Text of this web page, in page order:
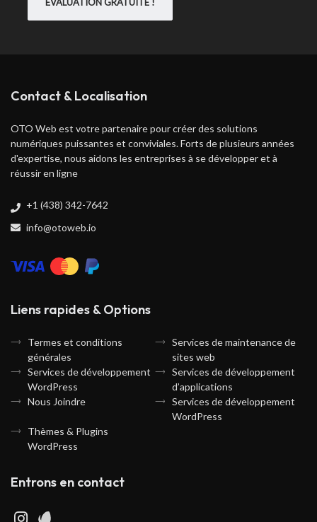
Contact & Localisation
OTO Web est votre partenaire pour créer des solutions
numériques puissantes et conviviales. Forts de plusieurs années
d'expertise, nous aidons les entreprises à se développer et à
réussir en ligne
+1 (438) 342-7642
info@otoweb.io
Liens rapides & Options
Termes et conditions
générales
Services de maintenance de
sites web
Services de développement
WordPress
Services de développement
d’applications
Nous Joindre
Services de développement
WordPress
Thèmes & Plugins
WordPress
Entrons en contact